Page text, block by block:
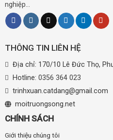
nghiệp...
THÔNG TIN LIÊN HỆ
Địa chỉ: 170/10 Lê Đức Thọ,
Hotline: 0356 364 023
trinhxuan.catdang@gmail.com
moitruongsong.net
CHÍNH SÁCH
Giới thiệu chúng tôi